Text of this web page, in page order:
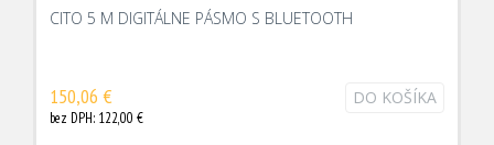
CITO 5 M DIGITÁLNE PÁSMO S BLUETOOTH
150,06 €
bez DPH: 122,00 €
DO KOŠÍKA